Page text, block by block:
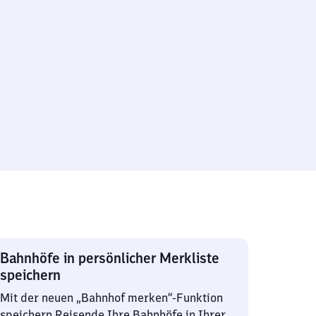
Bahnhöfe in persönlicher Merkliste
speichern
Mit der neuen „Bahnhof merken“-Funktion